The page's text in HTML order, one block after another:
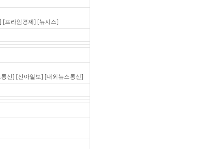
[프라임경제] [뉴시스]
신] [신아일보] [내외뉴스통신]